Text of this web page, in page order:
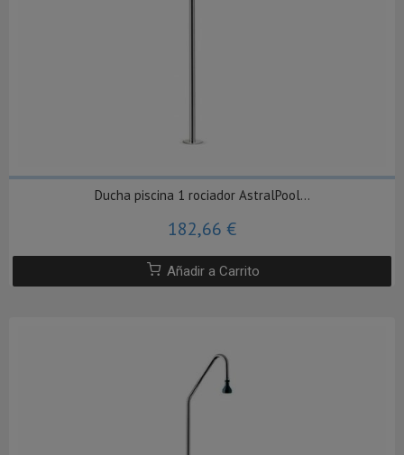
Ducha piscina 1 rociador AstralPool...
182,66 €
Añadir a Carrito